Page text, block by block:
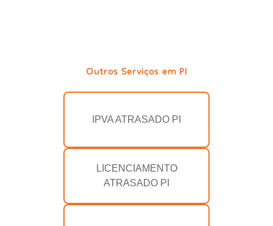
Outros Serviços em PI
IPVA ATRASADO PI
LICENCIAMENTO
ATRASADO PI